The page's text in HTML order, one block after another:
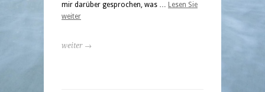
mir darüber gesprochen, was … Lesen Sie
weiter
weiter →